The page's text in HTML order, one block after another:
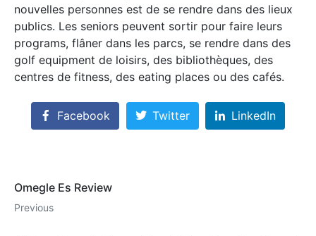
nouvelles personnes est de se rendre dans des lieux
publics. Les seniors peuvent sortir pour faire leurs
programs, flâner dans les parcs, se rendre dans des
golf equipment de loisirs, des bibliothèques, des
centres de fitness, des eating places ou des cafés.
Facebook Twitter LinkedIn
Omegle Es Review
Previous